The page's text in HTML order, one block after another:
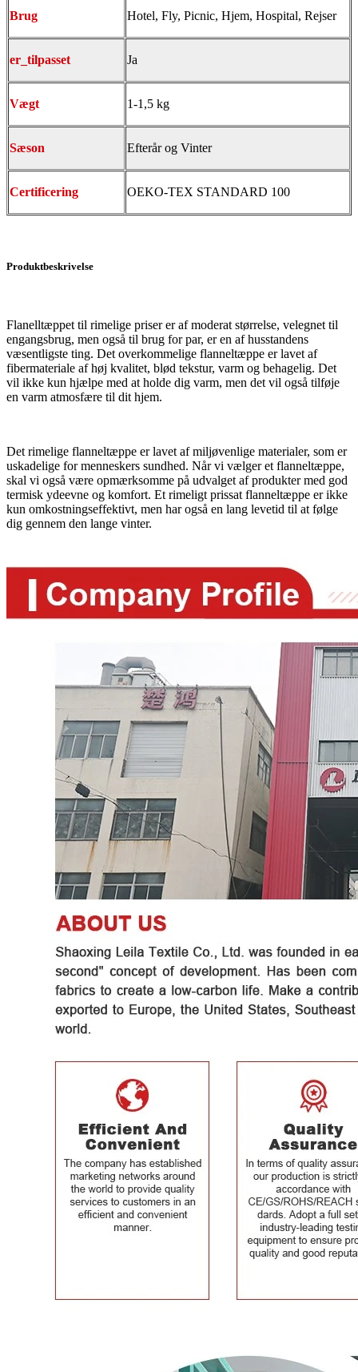
Brug Hotel, Fly, Picnic, Hjem, Hospital, Rejser
er_tilpasset Ja
Vægt 1-1,5 kg
Sæson Efterår og Vinter
Certificering OEKO-TEX STANDARD 100
Produktbeskrivelse
Flanelltæppet til rimelige priser er af moderat størrelse, velegnet til
engangsbrug, men også til brug for par, er en af ​​husstandens
væsentligste ting. Det overkommelige flanneltæppe er lavet af
fibermateriale af høj kvalitet, blød tekstur, varm og behagelig. Det
vil ikke kun hjælpe med at holde dig varm, men det vil også tilføje
en varm atmosfære til dit hjem.
Det rimelige flanneltæppe er lavet af miljøvenlige materialer, som er
uskadelige for menneskers sundhed. Når vi vælger et flanneltæppe,
skal vi også være opmærksomme på udvalget af produkter med god
termisk ydeevne og komfort. Et rimeligt prissat flanneltæppe er ikke
kun omkostningseffektivt, men har også en lang levetid til at følge
dig gennem den lange vinter.